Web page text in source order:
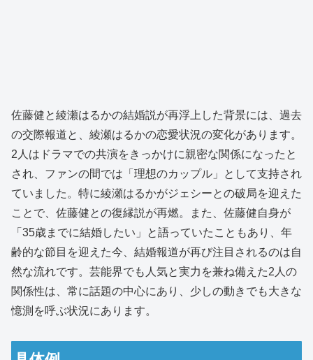
佐藤健と綾瀬はるかの結婚説が再浮上した背景には、過去
の交際報道と、綾瀬はるかの恋愛状況の変化があります。
2人はドラマでの共演をきっかけに親密な関係になったと
され、ファンの間では「理想のカップル」として支持され
ていました。特に綾瀬はるかがジェシーとの破局を迎えた
ことで、佐藤健との復縁説が再燃。また、佐藤健自身が
「35歳までに結婚したい」と語っていたこともあり、年
齢的な節目を迎えた今、結婚報道が再び注目されるのは自
然な流れです。芸能界でも人気と実力を兼ね備えた2人の
関係性は、常に話題の中心にあり、少しの動きでも大きな
憶測を呼ぶ状況にあります。